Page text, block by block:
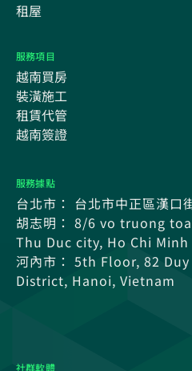
租屋
服務項目
越南買房
裝潢施工
租賃代管
越南簽證
服務據點
台北市： 台北市中正區漢口
胡志明： 8/6 vo truong
Thu Duc city, Ho Chi Minh
河內市： 5th Floor, 82
District, Hanoi, Vietnam
社群軟體